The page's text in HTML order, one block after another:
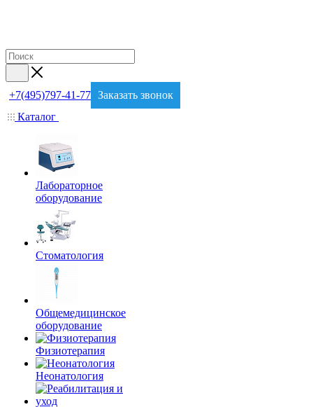
+7(495)797-41-77 Заказать звонок
Каталог
Лабораторное
оборудование
Стоматология
Общемедицинское
оборудование
Физиотерапия
Неонатология